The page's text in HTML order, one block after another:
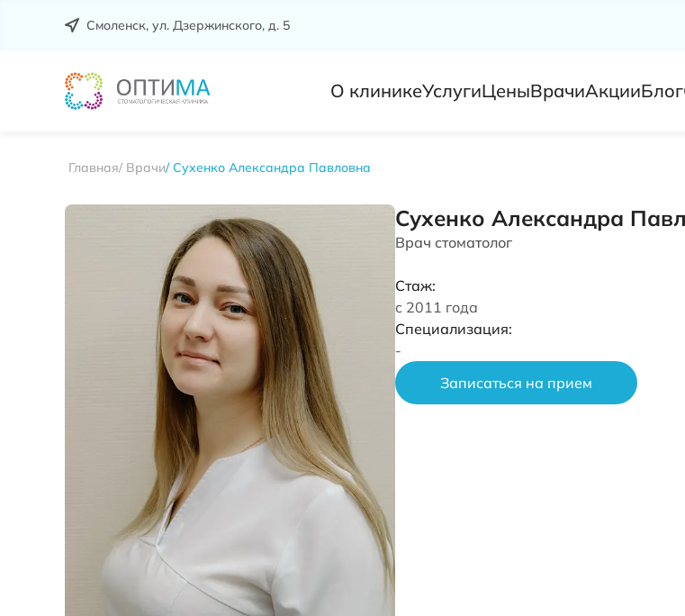
Смоленск, ул. Дзержинского, д. 5
О клиникеУслугиЦеныВрачиАкцииБлог
Главная Врачи Сухенко Александра Павловна
Сухенко Александра
Врач стоматолог
Стаж:
с 2011 года
Специализация:
-
Записаться на прием